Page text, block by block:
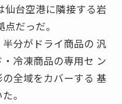
仙台空港に隣接する岩
だっだ。
分がドライ商品の 汎
冷凍商品の専用セ ン
全域をカバーする 基
。